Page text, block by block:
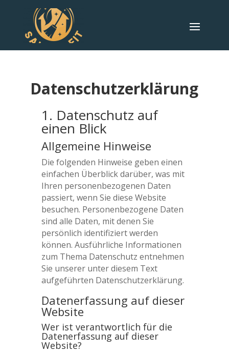
Datenschutz­erklärung
1. Datenschutz auf
einen Blick
Allgemeine Hinweise
Die folgenden Hinweise geben einen
einfachen Überblick darüber, was mit
Ihren personenbezogenen Daten
passiert, wenn Sie diese Website
besuchen. Personenbezogene Daten
sind alle Daten, mit denen Sie
persönlich identifiziert werden
können. Ausführliche Informationen
zum Thema Datenschutz entnehmen
Sie unserer unter diesem Text
aufgeführten Datenschutzerklärung.
Datenerfassung auf dieser
Website
Wer ist verantwortlich für die
Datenerfassung auf dieser
Website?